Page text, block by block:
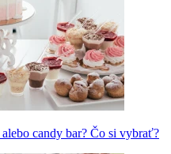
candy bar? Čo si vybrať?